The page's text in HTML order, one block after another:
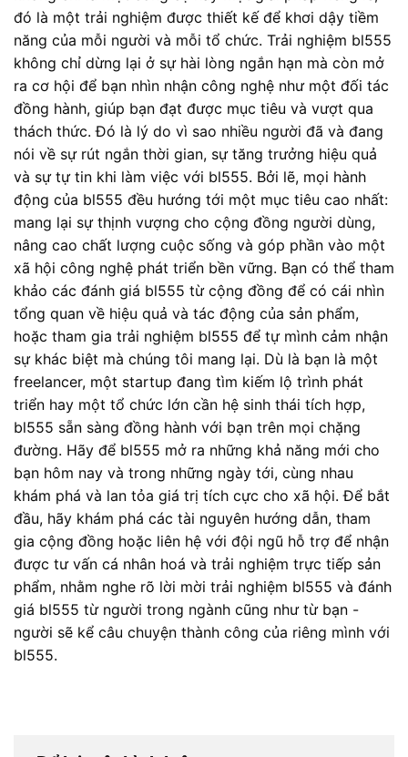
đó là một trải nghiệm được thiết kế để khơi dậy tiềm
năng của mỗi người và mỗi tổ chức. Trải nghiệm bl555
không chỉ dừng lại ở sự hài lòng ngắn hạn mà còn mở
ra cơ hội để bạn nhìn nhận công nghệ như một đối tác
đồng hành, giúp bạn đạt được mục tiêu và vượt qua
thách thức. Đó là lý do vì sao nhiều người đã và đang
nói về sự rút ngắn thời gian, sự tăng trưởng hiệu quả
và sự tự tin khi làm việc với bl555. Bởi lẽ, mọi hành
động của bl555 đều hướng tới một mục tiêu cao nhất:
mang lại sự thịnh vượng cho cộng đồng người dùng,
nâng cao chất lượng cuộc sống và góp phần vào một
xã hội công nghệ phát triển bền vững. Bạn có thể tham
khảo các đánh giá bl555 từ cộng đồng để có cái nhìn
tổng quan về hiệu quả và tác động của sản phẩm,
hoặc tham gia trải nghiệm bl555 để tự mình cảm nhận
sự khác biệt mà chúng tôi mang lại. Dù là bạn là một
freelancer, một startup đang tìm kiếm lộ trình phát
triển hay một tổ chức lớn cần hệ sinh thái tích hợp,
bl555 sẵn sàng đồng hành với bạn trên mọi chặng
đường. Hãy để bl555 mở ra những khả năng mới cho
bạn hôm nay và trong những ngày tới, cùng nhau
khám phá và lan tỏa giá trị tích cực cho xã hội. Để bắt
đầu, hãy khám phá các tài nguyên hướng dẫn, tham
gia cộng đồng hoặc liên hệ với đội ngũ hỗ trợ để nhận
được tư vấn cá nhân hoá và trải nghiệm trực tiếp sản
phẩm, nhằm nghe rõ lời mời trải nghiệm bl555 và đánh
giá bl555 từ người trong ngành cũng như từ bạn -
người sẽ kể câu chuyện thành công của riêng mình với
bl555.